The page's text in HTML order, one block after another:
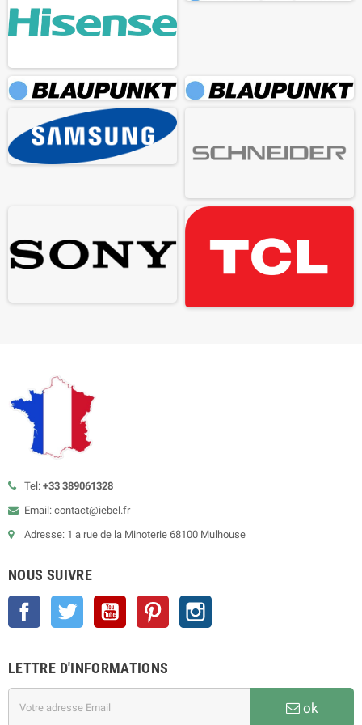
Tel: +33 389061328
Email: contact@iebel.fr
Adresse: 1 a rue de la Minoterie 68100 Mulhouse
NOUS SUIVRE
Facebook Twitter YouTube Pinterest
LETTRE D'INFORMATIONS
ok